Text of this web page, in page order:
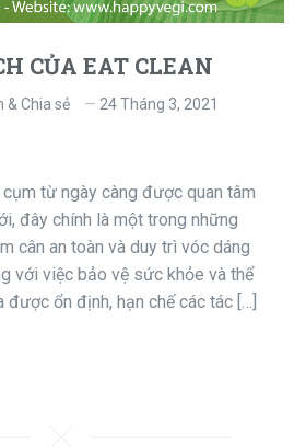
CỦA EAT CLEAN
& Chia sẻ 24 Tháng 3, 2021
cụm từ ngày càng được quan tâm
đây chính là một trong những
cân an toàn và duy trì vóc dáng
với việc bảo vệ sức khỏe và thể
được ổn định, hạn chế các tác […]